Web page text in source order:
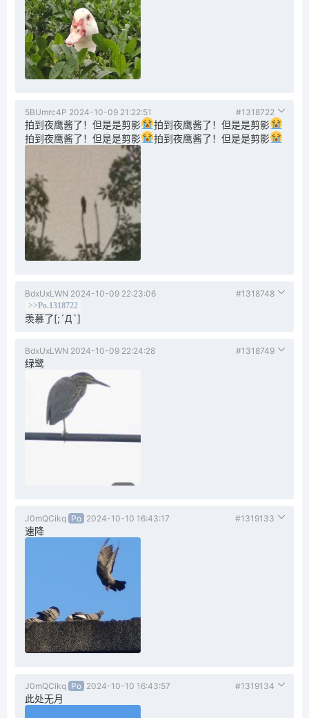
5BUmrc4P 2024-10-09 21:22:51 #1318722
拍到夜鹰酱了！但是是剪影
拍到夜鹰酱了！但是是剪影
拍到夜鹰酱了！但是是剪影
拍到夜鹰酱了！但是是剪影
BdxUxLWN 2024-10-09 22:23:06 #1318748
>>Po.1318722
羡慕了[;´Д`]
BdxUxLWN 2024-10-09 22:24:28 #1318749
绿鹭
J0mQCikq Po 2024-10-10 16:43:17 #1319133
速降
J0mQCikq Po 2024-10-10 16:43:57 #1319134
此处无月